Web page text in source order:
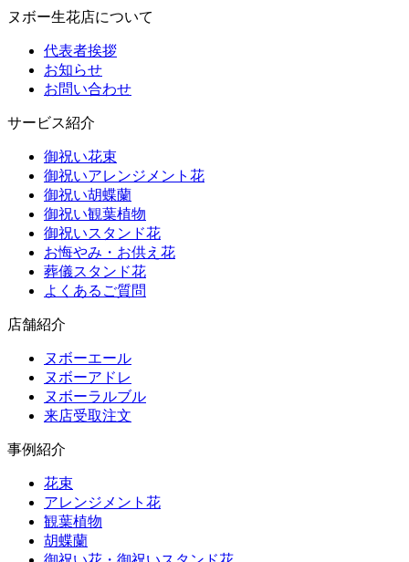
ヌボー生花店について
代表者挨拶
お知らせ
お問い合わせ
サービス紹介
御祝い花束
御祝いアレンジメント花
御祝い胡蝶蘭
御祝い観葉植物
御祝いスタンド花
お悔やみ・お供え花
葬儀スタンド花
よくあるご質問
店舗紹介
ヌボーエール
ヌボーアドレ
ヌボーラルブル
来店受取注文
事例紹介
花束
アレンジメント花
観葉植物
胡蝶蘭